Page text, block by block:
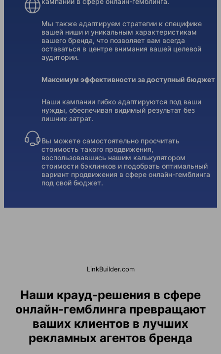
Мы также адаптируем стратегии к специфике
вашей ниши и уникальным характеристикам
вашего бренда, что позволяет вам всегда
оставаться в центре внимания вашей целевой
аудитории.
Максимум эффективности за доступный бюджет
Наши кампании гибко адаптируются под ваши
нужды, обеспечивая видимый результат без
лишних затрат.
Вы можете самостоятельно просчитать
стоимость такого продвижения,
воспользовавшись нашим калькулятором
стоимости бэклинков и подобрать оптимальный
вариант продвижения в сфере онлайн-гемблинга
под свой бюджет.
LinkBuilder.com
Наши крауд-решения в сфере
онлайн-гемблинга превращают
ваших клиентов в лучших
рекламных агентов бренда